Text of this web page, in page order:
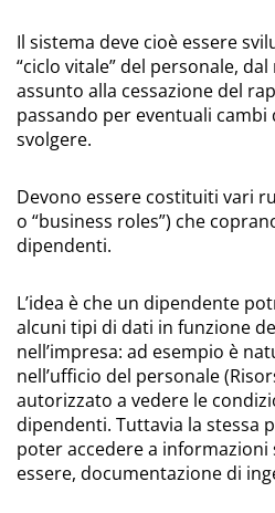
Il sistema deve cioè essere
“ciclo vitale” del personale,
assunto alla cessazione del
passando per eventuali cambi
svolgere.
Devono essere costituiti vari
o “business roles”) che
dipendenti.
L’idea è che un dipendente
alcuni tipi di dati in funzione
nell’impresa: ad esempio è
nell’ufficio del personale
autorizzato a vedere le
dipendenti. Tuttavia la stessa
poter accedere a
essere, documentazione di